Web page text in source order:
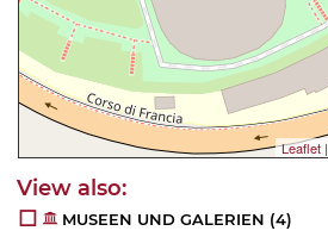
Leaflet |
MUSEEN UND GALERIEN (4)